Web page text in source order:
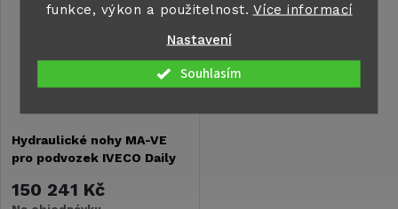
funkce, výkon a použitelnost. Více informací
Nastavení
Souhlasím
Hydraulické nohy MA-VE
pro podvozek IVECO Daily
straně spolujezdce
150 241 Kč